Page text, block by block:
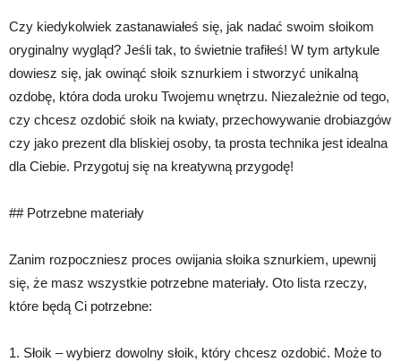
Czy kiedykolwiek zastanawiałeś się, jak nadać swoim słoikom
oryginalny wygląd? Jeśli tak, to świetnie trafiłeś! W tym artykule
dowiesz się, jak owinąć słoik sznurkiem i stworzyć unikalną
ozdobę, która doda uroku Twojemu wnętrzu. Niezależnie od tego,
czy chcesz ozdobić słoik na kwiaty, przechowywanie drobiazgów
czy jako prezent dla bliskiej osoby, ta prosta technika jest idealna
dla Ciebie. Przygotuj się na kreatywną przygodę!
## Potrzebne materiały
Zanim rozpoczniesz proces owijania słoika sznurkiem, upewnij
się, że masz wszystkie potrzebne materiały. Oto lista rzeczy,
które będą Ci potrzebne:
1. Słoik – wybierz dowolny słoik, który chcesz ozdobić. Może to